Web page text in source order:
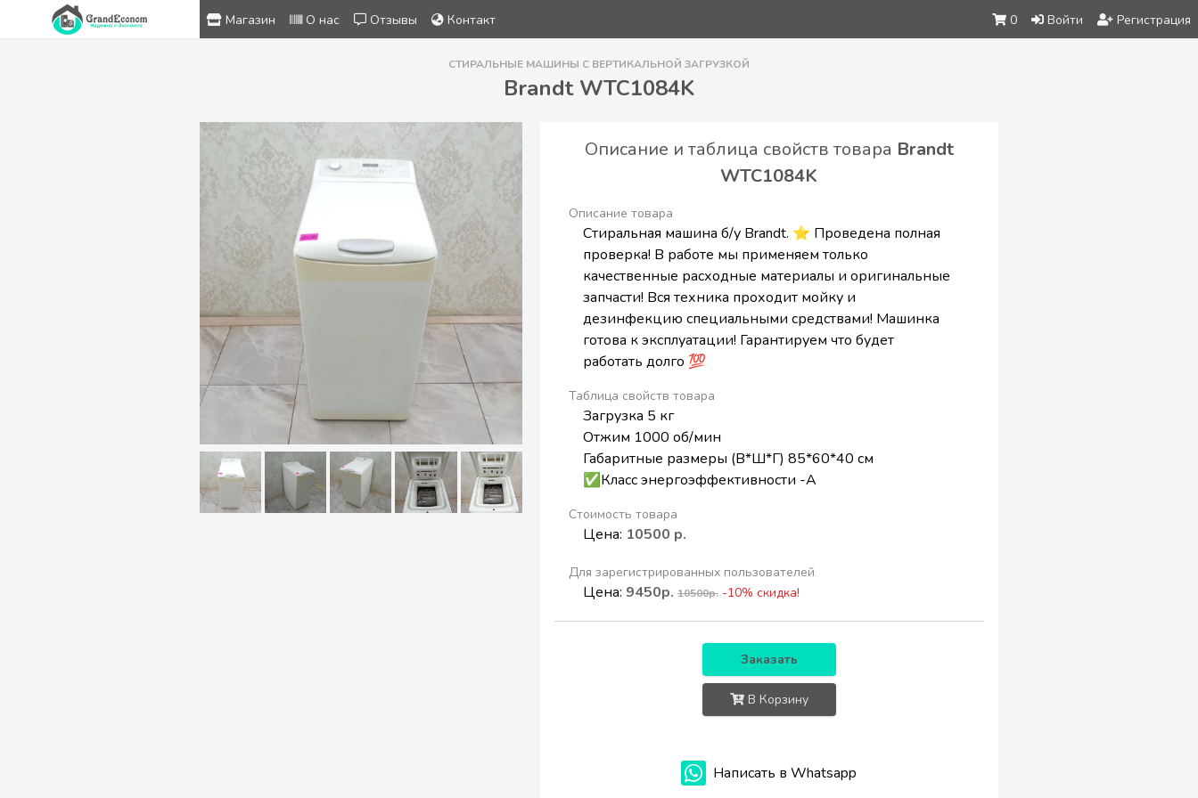
Магазин О нас Отзывы Контакт 0 Войти Регистрация
СТИРАЛЬНЫЕ МАШИНЫ С ВЕРТИКАЛЬНОЙ ЗАГРУЗКОЙ
Brandt WTC1084K
Описание и таблица свойств товара Brandt
WTC1084K
Описание товара
Стиральная машина б/у Brandt. ⭐ Проведена полная
проверка! В работе мы применяем только
качественные расходные материалы и оригинальные
запчасти! Вся техника проходит мойку и
дезинфекцию специальными средствами! Машинка
готова к эксплуатации! Гарантируем что будет
работать долго 💯
Таблица свойств товара
Загрузка 5 кг
Отжим 1000 об/мин
Габаритные размеры (В*Ш*Г) 85*60*40 см
✅Класс энергоэффективности -А
Стоимость товара
Цена: 10500 р.
Для зарегистрированных пользователей
Цена: 9450р. 10500р. -10% скидка!
Заказать
В Корзину
Написать в Whatsapp